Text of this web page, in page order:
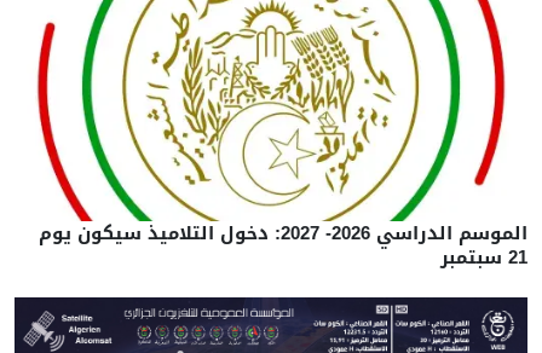
الموسم الدراسي 2026- 2027: دخول التلاميذ سيكون يوم
21 سبتمبر